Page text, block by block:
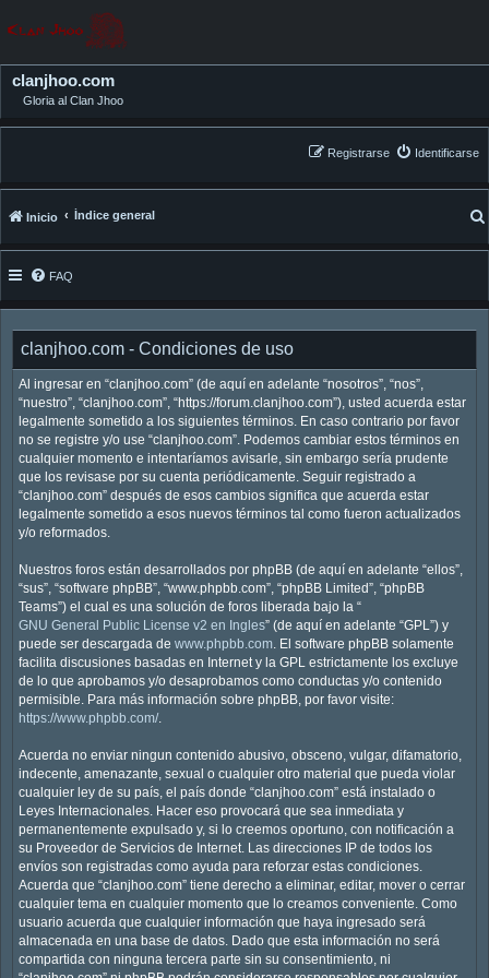
clanjhoo.com
Gloria al Clan Jhoo
Identificarse
Registrarse
Inicio Índice general
FAQ
clanjhoo.com - Condiciones de uso
Al ingresar en “clanjhoo.com” (de aquí en adelante “nosotros”, “nos”,
“nuestro”, “clanjhoo.com”, “https://forum.clanjhoo.com”), usted acuerda estar
legalmente sometido a los siguientes términos. En caso contrario por favor
no se registre y/o use “clanjhoo.com”. Podemos cambiar estos términos en
cualquier momento e intentaríamos avisarle, sin embargo sería prudente
que los revisase por su cuenta periódicamente. Seguir registrado a
“clanjhoo.com” después de esos cambios significa que acuerda estar
legalmente sometido a esos nuevos términos tal como fueron actualizados
y/o reformados.
Nuestros foros están desarrollados por phpBB (de aquí en adelante “ellos”,
“sus”, “software phpBB”, “www.phpbb.com”, “phpBB Limited”, “phpBB
Teams”) el cual es una solución de foros liberada bajo la “
GNU General Public License v2 en Ingles” (de aquí en adelante “GPL”) y
puede ser descargada de www.phpbb.com. El software phpBB solamente
facilita discusiones basadas en Internet y la GPL estrictamente los excluye
de lo que aprobamos y/o desaprobamos como conductas y/o contenido
permisible. Para más información sobre phpBB, por favor visite:
https://www.phpbb.com/.
Acuerda no enviar ningun contenido abusivo, obsceno, vulgar, difamatorio,
indecente, amenazante, sexual o cualquier otro material que pueda violar
cualquier ley de su país, el país donde “clanjhoo.com” está instalado o
Leyes Internacionales. Hacer eso provocará que sea inmediata y
permanentemente expulsado y, si lo creemos oportuno, con notificación a
su Proveedor de Servicios de Internet. Las direcciones IP de todos los
envíos son registradas como ayuda para reforzar estas condiciones.
Acuerda que “clanjhoo.com” tiene derecho a eliminar, editar, mover o cerrar
cualquier tema en cualquier momento que lo creamos conveniente. Como
usuario acuerda que cualquier información que haya ingresado será
almacenada en una base de datos. Dado que esta información no será
compartida con ninguna tercera parte sin su consentimiento, ni